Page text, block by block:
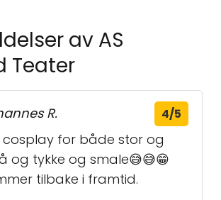
av AS
Teater
R. 4/5
cosplay for både stor og
og tykke og smale😅😅😁
tilbake i framtid.